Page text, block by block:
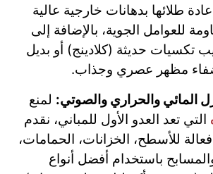
طلائها بدهانات خارجية عالية
للعوامل الجوية، بالإضافة إلى
تكسيات حديثة (كلادينج) أو بديل
مظهر عصري وجذاب.
المائي والحراري والصوتي: لمنع
التي تعد العدو الأول للمباني، نقدم
للأسطح، الخزانات، الحمامات،
باستخدام أفضل أنواع